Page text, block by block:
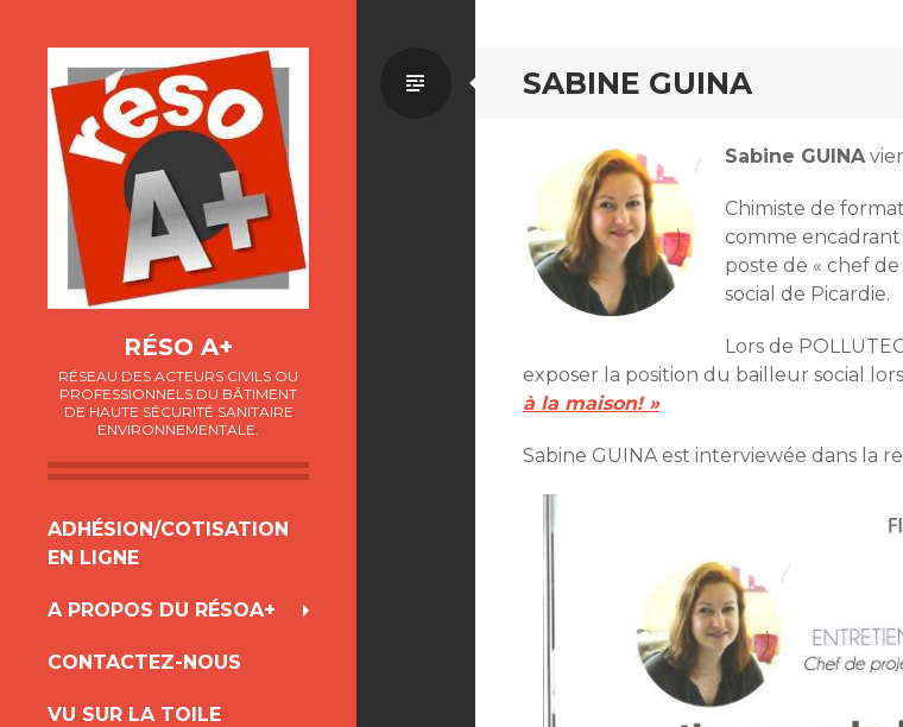
RÉSO A+
RÉSEAU DES ACTEURS CIVILS OU
PROFESSIONNELS DU BÂTIMENT
DE HAUTE SÉCURITÉ SANITAIRE
ENVIRONNEMENTALE.
ALLER
AU
ADHÉSION/COTISATION
EN LIGNE
A PROPOS DU RÉSOA+
CONTACTEZ-NOUS
VU SUR LA TOILE
SABINE GUINA
Par
Sabine GUINA
Chimiste de
comme
poste de « chef
social de Picardie.
Lors de
exposer la position du bailleur social
à la maison! »
Sabine GUINA est interviewée dans la